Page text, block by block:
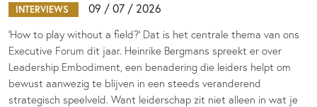
INTERVIEWS 09 / 07 / 2026
‘How to play without a field?’ Dat is het centrale thema van ons
Executive Forum dit jaar. Heinrike Bergmans spreekt er over
Leadership Embodiment, een benadering die leiders helpt om
bewust aanwezig te blijven in een steeds veranderend
strategisch speelveld. Want leiderschap zit niet alleen in wat je